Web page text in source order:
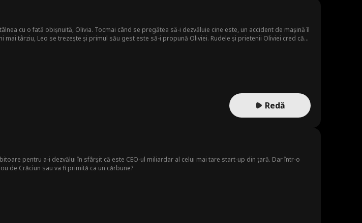
cu o fată obișnuită, Olivia. Tocmai când se pregătea să-i dezvăluie cine este, un accident de mașină îl
mai târziu, Leo se trezește și primul său gest este să-i propună Oliviei. Rudele și prietenii Oliviei cred că
Redă
pentru a-i dezvălui în sfârșit că este CEO-ul miliardar al celui mai tare start-up din țară. Dar într-o
de Crăciun sau va fi primită ca un cărbune?